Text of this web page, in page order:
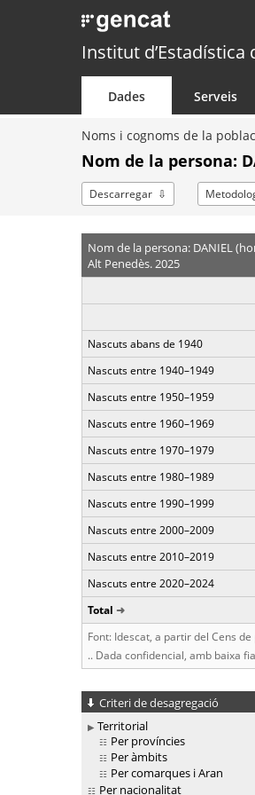
Institut d’Estadística
Dades Serveis
Noms i cognoms de la
Nom de la persona:
Descarregar
Nom de la persona: DANIEL
Alt Penedès. 2025
Nascuts abans de 1940
Nascuts entre 1940–1949
Nascuts entre 1950–1959
Nascuts entre 1960–1969
Nascuts entre 1970–1979
Nascuts entre 1980–1989
Nascuts entre 1990–1999
Nascuts entre 2000–2009
Nascuts entre 2010–2019
Nascuts entre 2020–2024
Total
Font: Idescat, a partir del Cens
.. Dada confidencial, amb baixa
Criteri de desagregació
Territorial
Per províncies
Per àmbits
Per comarques i Aran
Per nacionalitat